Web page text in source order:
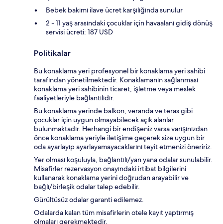
Bebek bakımı ilave ücret karşılığında sunulur
2 - 11 yaş arasındaki çocuklar için havaalanı gidiş dönüş
servisi ücreti: 187 USD
Politikalar
Bu konaklama yeri profesyonel bir konaklama yeri sahibi
tarafından yönetilmektedir. Konaklamanın sağlanması
konaklama yeri sahibinin ticaret, işletme veya meslek
faaliyetleriyle bağlantılıdır.
Bu konaklama yerinde balkon, veranda ve teras gibi
çocuklar için uygun olmayabilecek açık alanlar
bulunmaktadır. Herhangi bir endişeniz varsa varışınızdan
önce konaklama yeriyle iletişime geçerek size uygun bir
oda ayarlayıp ayarlayamayacaklarını teyit etmenizi öneririz.
Yer olması koşuluyla, bağlantılı/yan yana odalar sunulabilir.
Misafirler rezervasyon onayındaki irtibat bilgilerini
kullanarak konaklama yerini doğrudan arayabilir ve
bağlı/birleşik odalar talep edebilir.
Gürültüsüz odalar garanti edilemez.
Odalarda kalan tüm misafirlerin otele kayıt yaptırmış
olmaları gerekmektedir.